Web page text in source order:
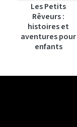
Les Petits
Rêveurs :
histoires et
aventures pour
enfants